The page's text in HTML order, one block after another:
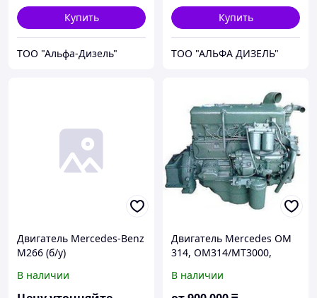
Купить
ТОО "Альфа-Дизель"
Купить
ТОО "АЛЬФА ДИЗЕЛЬ"
Двигатель Mercedes-Benz
M266 (б/у)
В наличии
Двигатель Mercedes OM
314, OM314/MT3000,
Mercedes OM 364,
Mercedes OM 366 A
В наличии